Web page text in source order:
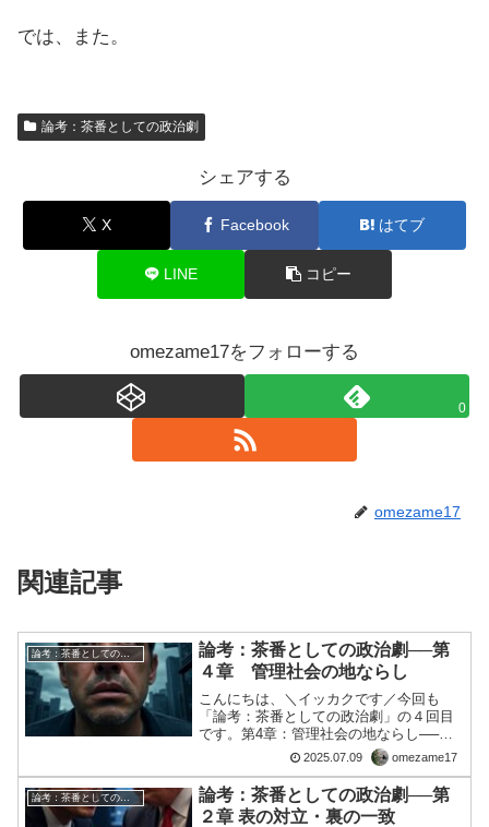
では、また。
論考：茶番としての政治劇
シェアする
X Facebook はてブ
LINE コピー
omezame17をフォローする
0
omezame17
関連記事
論考：茶番としての政治劇──第
４章 管理社会の地ならし
こんにちは、＼イッカクです／今回も
「論考：茶番としての政治劇」の４回目
です。第4章：管理社会の地ならし──デ
ジタルと恐怖の支配構造現代社会は、か
つてない速度で「管理社会」へと変貌を
遂げている。新型感染症の流行、国際紛
争、気候変動による異常気...
2025.07.09 omezame17
論考：茶番としての政治劇
論考：茶番としての政治劇──第
２章 表の対立・裏の一致